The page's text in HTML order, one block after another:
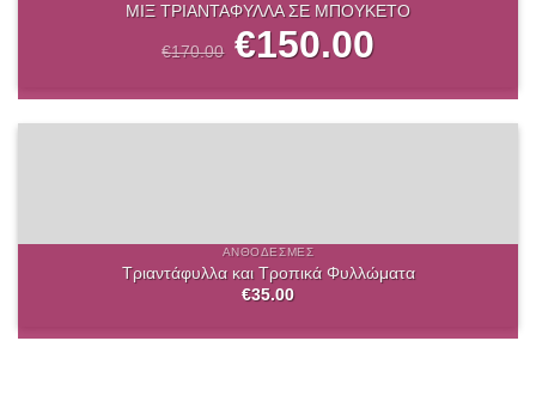
ΜΙΞ ΤΡΙΑΝΤΑΦΥΛΛΑ ΣΕ ΜΠΟΥΚΕΤΟ
€170.00
Original
price
was:
€150.00τρέχουσα
ΑΝΘΟΔΈΣΜΕΣ
Τριαντάφυλλα και Τροπικά Φυλλώματα
€35.00